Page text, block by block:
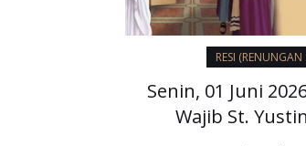
RESI
Senin, 01 Juni
Wajib St.